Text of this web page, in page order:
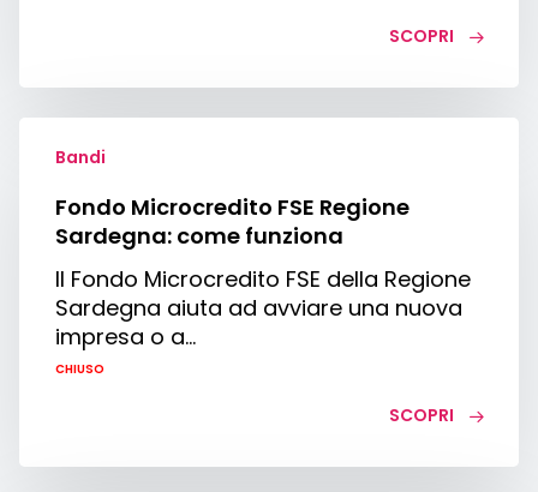
SCOPRI
Microcredito
Regione
Sardegna:
come
funziona
Bandi
Fondo Microcredito FSE Regione
Sardegna: come funziona
Il Fondo Microcredito FSE della Regione
Sardegna aiuta ad avviare una nuova
impresa o a…
CHIUSO
SCOPRI